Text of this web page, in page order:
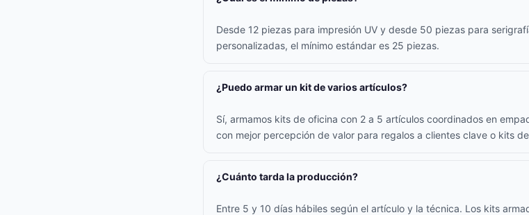
Desde 12 piezas para impresión UV y desde 50 piezas para
personalizadas, el mínimo estándar es 25 piezas.
¿Puedo armar un kit de varios artículos?
Sí, armamos kits de oficina con 2 a 5 artículos coordinados en
con mejor percepción de valor para regalos a clientes clave o kits
¿Cuánto tarda la producción?
Entre 5 y 10 días hábiles según el artículo y la técnica. Los kits